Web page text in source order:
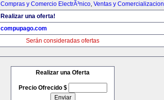
Compras y Comercio ElectrÃ³nico, Ventas y Comercializacion
Realizar una oferta!
compupago.com
Serán consideradas ofertas
Realizar una Oferta
Precio Ofrecido $